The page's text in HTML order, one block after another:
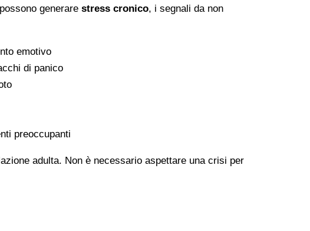
generare stress cronico, i segnali da non
emotivo
di panico
preoccupanti
adulta. Non è necessario aspettare una crisi per